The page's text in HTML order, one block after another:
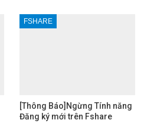
FSHARE
[Thông Báo]Ngừng Tính năng
Đăng ký mới trên Fshare